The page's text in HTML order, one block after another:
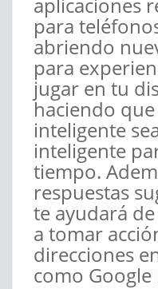
para
abriendo
para
jugar en tu
haciendo
inteligente
inteligente
tiempo.
respuestas
te ayudará
a tomar
direcciones
como Google